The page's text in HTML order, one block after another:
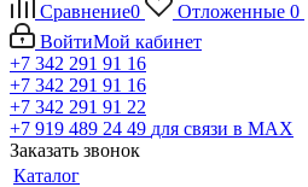
Сравнение0 Отложенные 0
ВойтиМой кабинет
+7 342 291 91 16
+7 342 291 91 16
+7 342 291 91 22
+7 919 489 24 49 для связи в МАХ
Заказать звонок
Каталог